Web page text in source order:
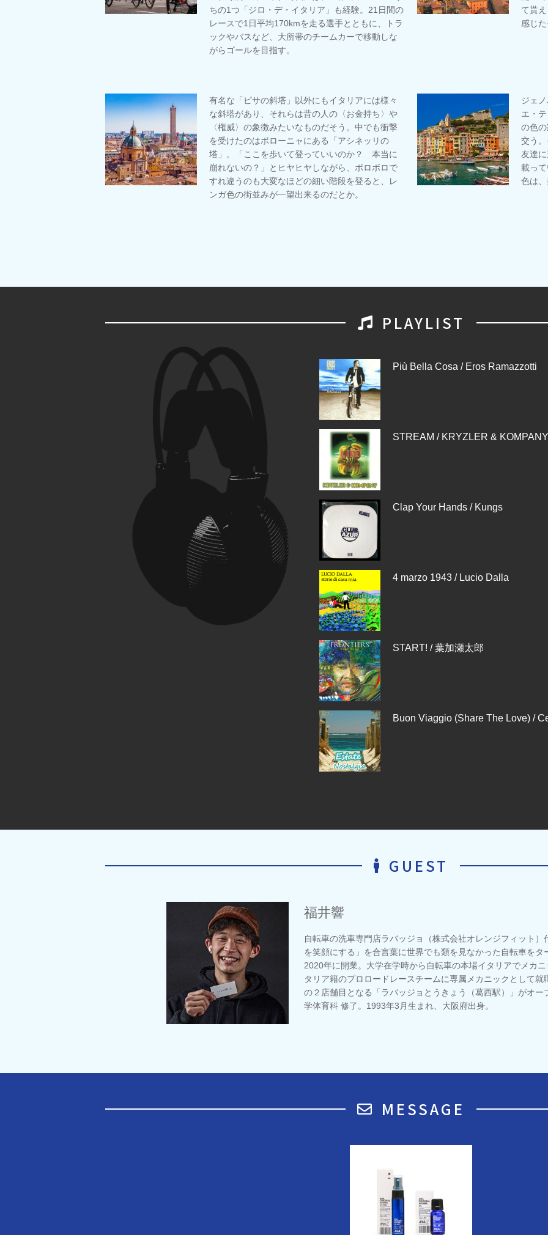
ちの1つ「ジロ・デ・イタリア」も経験。21日間の
レースで1日平均170kmを走る選手とともに、トラ
ックやバスなど、大所帯のチームカーで移動しな
がらゴールを目指す。
て貰
感じ
有名な「ピサの斜塔」以外にもイタリアには様々
な斜塔があり、それらは昔の人の〈お金持ち〉や
〈権威〉の象徴みたいなものだそう。中でも衝撃
を受けたのはボローニャにある「アシネッリの
塔」。「ここを歩いて登っていいのか？ 本当に
崩れないの？」とヒヤヒヤしながら、ボロボロで
すれ違うのも大変なほどの細い階段を登ると、レ
ンガ色の街並みが一望出来るのだとか。
ジェ
エ・
の色
交う
友達
載っ
色は
PLAYLIST
Più Bella Cosa / Eros Ramazzotti
STREAM / KRYZLER & KOMPANY
Clap Your Hands / Kungs
4 marzo 1943 / Lucio Dalla
START! / 葉加瀬太郎
Buon Viaggio (Share The Love) /
GUEST
福井響
自転車の洗車専門店ラバッジョ（株式会社オレンジフィット
を笑顔にする」を合言葉に世界でも類を見なかった自転車を
2020年に開業。大学在学時から自転車の本場イタリアでメカ
タリア籍のプロロードレースチームに専属メカニックとして
の２店舗目となる「ラバッジョとうきょう（葛西駅）」がオ
学体育科 修了。1993年3月生まれ、大阪府出身。
MESSAGE